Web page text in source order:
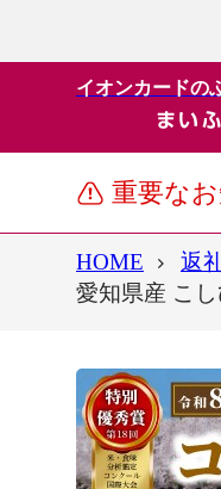
イオンカードの
重要な
HOME 返
愛知県産 こ